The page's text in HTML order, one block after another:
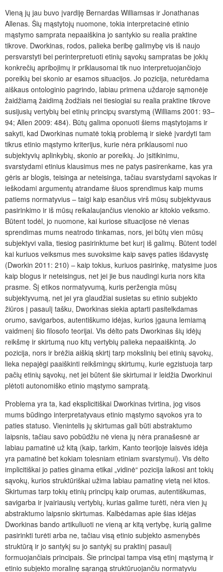
Vieną jų jau buvo įvardiję Bernardas Williamsas ir Jonathanas
Allenas. Šių mąstytojų nuomone, tokia interpretacinė etinio
mąstymo samprata nepaaiškina jo santykio su realia praktine
tikrove. Dworkinas, rodos, palieka beribę galimybę vis iš naujo
persvarstyti bei perinterpretuoti etinių sąvokų sampratas be jokių
konkrečių apribojimų ir priklausomai tik nuo interpretuojančiojo
poreikių bei skonio ar esamos situacijos. Jo pozicija, neturėdama
aiškaus ontologinio pagrindo, labiau primena uždaroje sąmonėje
žaidžiamą žaidimą žodžiais nei tiesiogiai su realia praktine tikrove
susijusių vertybių bei etinių principų svarstymą (Williams 2001: 93–
94; Allen 2009: 484). Būtų galima oponuoti šiems mąstytojams ir
sakyti, kad Dworkinas numatė tokią problemą ir siekė įvardyti tam
tikrus etinio mąstymo kriterijus, kurie nėra priklausomi nuo
subjektyvių aplinkybių, skonio ar poreikių. Jo įsitikinimu,
svarstydami etinius klausimus mes ne patys pasirenkame, kas yra
gėris ar blogis, teisinga ar neteisinga, tačiau svarstydami sąvokas ir
ieškodami argumentų atrandame šiuos sprendimus kaip mums
patiems normatyvius – taigi kaip esančius virš mūsų subjektyvaus
pasirinkimo ir iš mūsų reikalaujančius vienokio ar kitokio veiksmo.
Būtent todėl, jo nuomone, kai kuriose situacijose nė vienas
sprendimas mums neatrodo tinkamas, nors, jei būtų vien mūsų
subjektyvi valia, tiesiog pasirinktume bet kurį iš galimų. Būtent todėl
kai kuriuos veiksmus mes suvoksime kaip savęs paties išdavystę
(Dworkin 2011: 210) – kaip tokius, kuriuos pasirinkę, matysime juos
kaip blogus ir neteisingus, net jei jie bus naudingi kuria nors kita
prasme. Šį etikos normatyvumą, kuris peržengia mūsų
subjektyvumą, net jei yra glaudžiai susietas su etinio subjekto
žiūros į pasaulį tašku, Dworkinas siekia aptarti pasitelkdamas
orumo, savigarbos, autentiškumo idėjas, kurios įgauna lemiamą
vaidmenį šio filosofo teorijai. Vis dėlto pats Dworkinas šių idėjų
reikšmę ir skirtumą nuo kitų vertybių palieka nepaaiškintą. Jo
pozicija, nors ir brėžia aiškią skirtį tarp mokslinių bei etinių sąvokų,
lieka nepajėgi paaiškinti reikšmingų skirtumų, kurie egzistuoja tarp
pačių etinių sąvokų, net jei būtent šie skirtumai ir leidžia Dworkinui
plėtoti autonomiško etinio mąstymo sampratą.
Problema yra ta, kad eksplicitiškai Dworkinas tvirtina, jog visos
mums būdingo interpretatyvaus etinio mąstymo sąvokos yra to
paties statuso. Vienintelis jų skirtumas gali būti abstraktumo
laipsnis, tačiau savo pobūdžiu nė viena jų nėra pranašesnė ar
labiau pamatinė už kitą (kaip, tarkim, Kanto teorijoje laisvės idėja
yra pamatinė bet kokiam tolesniam etiniam svarstymui). Vis dėlto
implicitiškai jo paties ginama etikai „vidinė“ pozicija laikosi ant tokių
sąvokų, kurios struktūriškai užima labiau pamatinę vietą nei kitos.
Skirtumas tarp tokių etinių principų kaip orumas, autentiškumas,
savigarba ir įvairiausių vertybių, kurias galime turėti, nėra vien jų
abstraktumo laipsnio skirtumas. Kalbėdamas apie šias idėjas
Dworkinas bando artikuliuoti ne vieną ar kitą vertybę, kurią galime
pasirinkti turėti arba ne, tačiau visą etinio subjekto asmenybės
struktūrą ir jo santykį su jo santykį su praktinį pasaulį
formuojančiais principais. Šie principai tampa visą etinį mąstymą ir
etinio subjekto moralinę sąrangą struktūruojančiu normatyviu